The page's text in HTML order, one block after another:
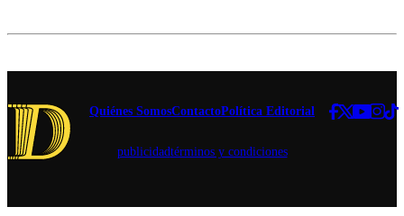
duda.
la batalla
Quiénes SomosContactoPolítica Editorial
publicidadtérminos y condiciones